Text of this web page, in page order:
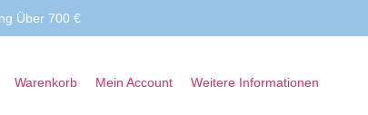
Über 700 €
Warenkorb Mein Account Weitere Informationen